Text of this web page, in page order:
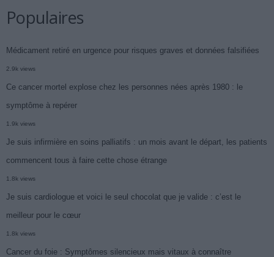
Populaires
Médicament retiré en urgence pour risques graves et données falsifiées
2.9k views
Ce cancer mortel explose chez les personnes nées après 1980 : le
symptôme à repérer
1.9k views
Je suis infirmière en soins palliatifs : un mois avant le départ, les patients
commencent tous à faire cette chose étrange
1.8k views
Je suis cardiologue et voici le seul chocolat que je valide : c’est le
meilleur pour le cœur
1.8k views
Cancer du foie : Symptômes silencieux mais vitaux à connaître